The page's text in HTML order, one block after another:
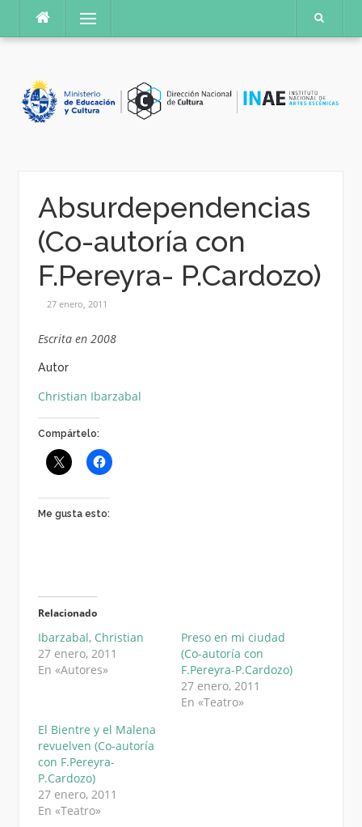
contenido
Menú
Absurdependencias
(Co-autoría con
F.Pereyra- P.Cardozo)
27 enero, 2011
Escrita en 2008
Autor
Christian Ibarzabal
Compártelo:
Me gusta esto:
Relacionado
Ibarzabal, Christian
27 enero, 2011
En «Autores»
Preso en mi ciudad
(Co-autoría con
F.Pereyra-P.Cardozo)
27 enero, 2011
En «Teatro»
El Bientre y el Malena
revuelven (Co-autoría
con F.Pereyra-
P.Cardozo)
27 enero, 2011
En «Teatro»